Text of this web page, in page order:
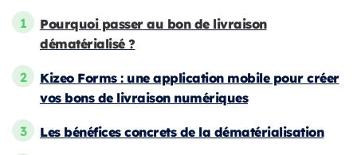
Pourquoi passer au bon de livraison
dématérialisé ?
Kizeo Forms : une application mobile pour créer
vos bons de livraison numériques
Les bénéfices concrets de la dématérialisation